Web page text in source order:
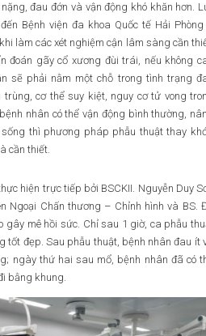
đau đớn và vận động khó khăn hơn.
Bệnh viện đa khoa Quốc tế Hải
làm các xét nghiệm cận lâm sàng cần
đoán gãy cổ xương đùi trái, nếu không
sẽ phải nằm một chỗ trong tình trạng
trùng, cơ thể suy kiệt, nguy cơ tử vong
nhân có thể vận động bình thường,
thì phương pháp phẫu thuật thay
cần thiết.
hiện trực tiếp bởi BSCKII. Nguyễn Duy
Ngoại Chấn thương – Chỉnh hình và BS.
gây mê hồi sức. Chỉ sau 1 giờ, ca phẫu
tốt đẹp. Sau phẫu thuật, bệnh nhân đau ít
ngày thứ hai sau mổ, bệnh nhân đã có
bằng khung.